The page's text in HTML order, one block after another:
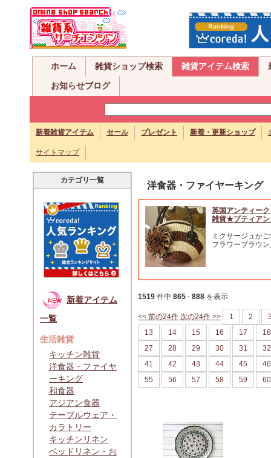
ホーム 雑貨ショップ検索 雑貨アイテム検索
お知らせブログ
新着雑貨アイテム セール プレゼント 新着・更新ショップ
サイトマップ
カテゴリ一覧
新着アイテム
一覧
生活雑貨
キッチン雑貨
洋食器・ファイヤ
ーキング
和食器
アジアン食器
テーブルウェア・
カラトリー
キッチンリネン
ベッドリネン・お
洋食器・ファイヤーキング
英国アンティー
雑貨★プティアン
ミクサージュか
フラワーブラウ
1519 件中 865 - 888 を表示
<< 前の24件 次の24件 >> 1 2
13
14 15 16 17
18
27
28 29 30 31
32
41
42 43 44 45
46
55
56 57 58 59 60